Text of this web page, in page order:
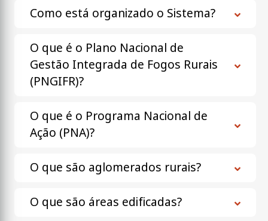
Como está organizado o Sistema?
O que é o Plano Nacional de
Gestão Integrada de Fogos Rurais
(PNGIFR)?
O que é o Programa Nacional de
Ação (PNA)?
O que são aglomerados rurais?
O que são áreas edificadas?